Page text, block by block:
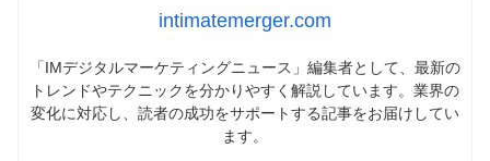
intimatemerger.com
「IMデジタルマーケティングニュース」編集者として、最新の
トレンドやテクニックを分かりやすく解説しています。業界の
変化に対応し、読者の成功をサポートする記事をお届けしてい
ます。